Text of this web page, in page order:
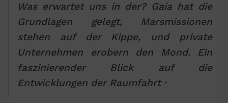
Was erwartet uns in der? Gaia hat die
Grundlagen gelegt, Marsmissionen
stehen auf der Kippe, und private
Unternehmen erobern den Mond. Ein
faszinierender Blick auf die
Entwicklungen der Raumfahrt ·